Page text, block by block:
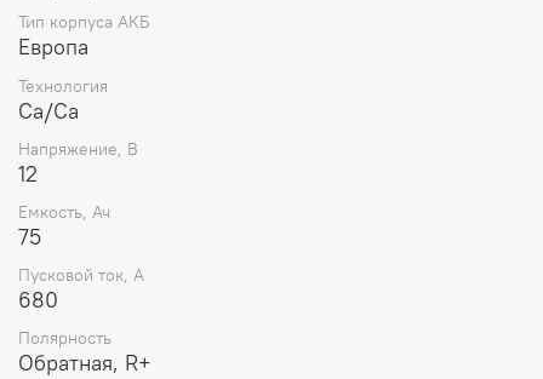
Тип корпуса АКБ
Европа
Технология
Ca/Ca
Напряжение, В
12
Емкость, Ач
75
Пусковой ток, А
680
Полярность
Обратная, R+